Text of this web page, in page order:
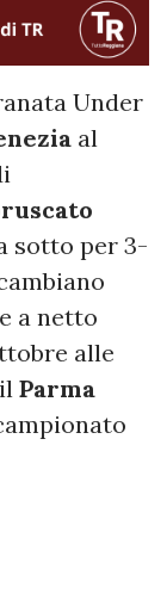
Under
al
sotto per 3-
a netto
alle
Parma